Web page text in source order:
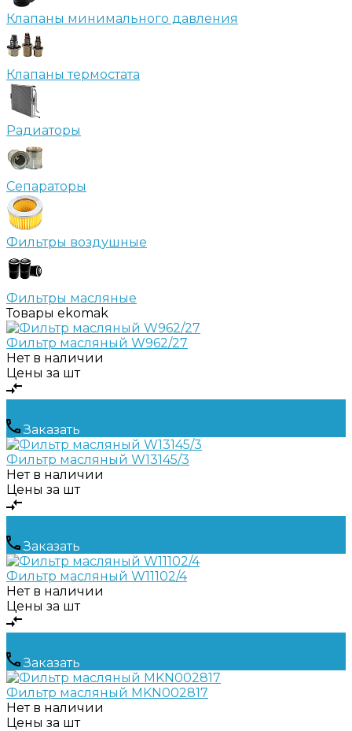
Клапаны минимального давления
Клапаны термостата
Радиаторы
Сепараторы
Фильтры воздушные
Фильтры масляные
Товары ekomak
Фильтр масляный W962/27
Нет в наличии
Цены за шт
Заказать
Фильтр масляный W13145/3
Нет в наличии
Цены за шт
Заказать
Фильтр масляный W11102/4
Нет в наличии
Цены за шт
Заказать
Фильтр масляный MKN002817
Нет в наличии
Цены за шт